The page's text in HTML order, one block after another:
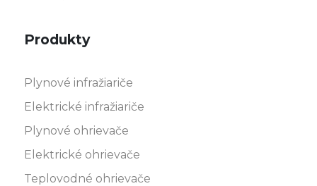
Produkty
Plynové infražiariče
Elektrické infražiariče
Plynové ohrievače
Elektrické ohrievače
Teplovodné ohrievače